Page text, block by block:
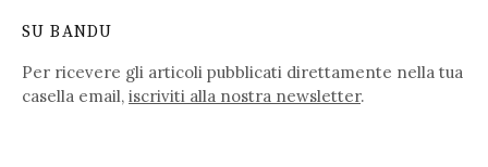
SU BANDU
Per ricevere gli articoli pubblicati direttamente nella tua
casella email, iscriviti alla nostra newsletter.